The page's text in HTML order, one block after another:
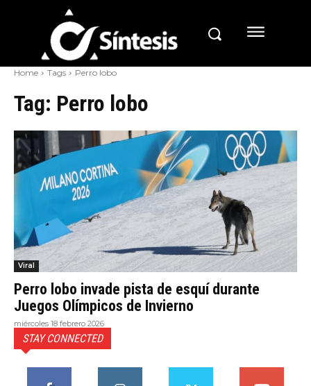
Home Tags Perro lobo
Tag: Perro lobo
Viral
Perro lobo invade pista de esquí durante
Juegos Olímpicos de Invierno
miércoles 18 febrero 2026
STAY CONNECTED